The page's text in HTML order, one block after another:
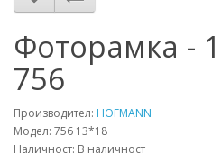
Фоторамка -
756
Производител: HOFMANN
Модел: 756 13*18
Наличност: В наличност